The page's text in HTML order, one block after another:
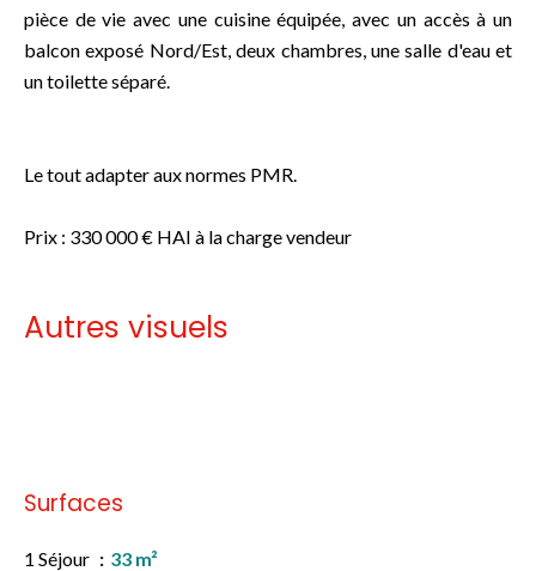
pièce de vie avec une cuisine équipée, avec un accès à un
balcon exposé Nord/Est, deux chambres, une salle d'eau et
un toilette séparé.
Le tout adapter aux normes PMR.
Prix : 330 000 € HAI à la charge vendeur
Autres visuels
Surfaces
1 Séjour
33 m²